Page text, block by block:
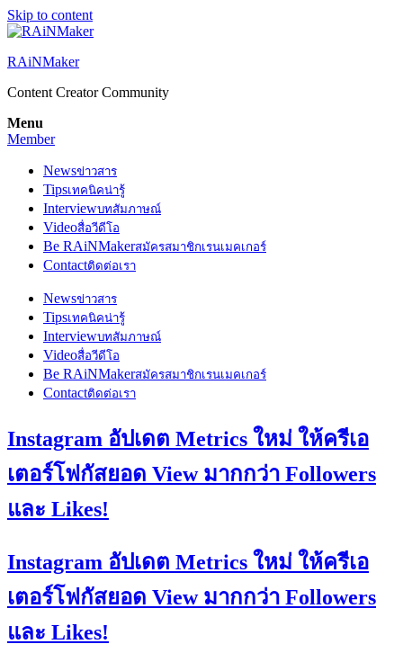
Skip to content
RAiNMaker
Content Creator Community
Menu
Member
Newsข่าวสาร
Tipsเทคนิคน่ารู้
Interviewบทสัมภาษณ์
Videoสื่อวีดีโอ
Be RAiNMakerสมัครสมาชิกเรนเมคเกอร์
Contactติดต่อเรา
Newsข่าวสาร
Tipsเทคนิคน่ารู้
Interviewบทสัมภาษณ์
Videoสื่อวีดีโอ
Be RAiNMakerสมัครสมาชิกเรนเมคเกอร์
Contactติดต่อเรา
Instagram อัปเดต Metrics ใหม่ ให้ครีเอ
เตอร์โฟกัสยอด View มากกว่า Followers
และ Likes!
Instagram อัปเดต Metrics ใหม่ ให้ครีเอ
เตอร์โฟกัสยอด View มากกว่า Followers
และ Likes!